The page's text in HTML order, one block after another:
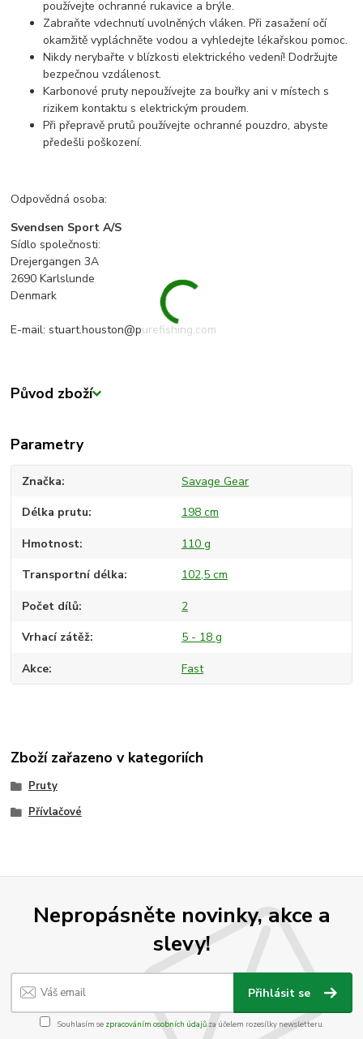
používejte ochranné rukavice a brýle.
Zabraňte vdechnutí uvolněných vláken. Při zasažení očí
okamžitě vypláchněte vodou a vyhledejte lékařskou pomoc.
Nikdy nerybařte v blízkosti elektrického vedení! Dodržujte
bezpečnou vzdálenost.
Karbonové pruty nepoužívejte za bouřky ani v místech s
rizikem kontaktu s elektrickým proudem.
Při přepravě prutů používejte ochranné pouzdro, abyste
předešli poškození.
Odpovědná osoba:
Svendsen Sport A/S
Sídlo společnosti:
Drejergangen 3A
2690 Karlslunde
Denmark
E-mail: stuart.houston@purefishing.com
Původ zboží
Parametry
Značka Savage Gear
Délka prutu 198 cm
Hmotnost 110 g
Transportní délka 102,5 cm
Počet dílů 2
Vrhací zátěž 5 - 18 g
Akce Fast
Zboží zařazeno v kategoriích
Pruty
Přívlačové
Nepropásněte novinky, akce a
slevy!
Přihlásit se
Souhlasím se zpracováním osobních údajůza účelem rozesílky newsletteru.